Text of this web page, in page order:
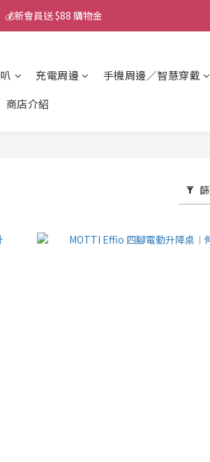
💰新會員送 $88 購物金
💰新會員送 $88 購物金
💰新會員送 $88 購物金
充電周邊
手機周邊／智慧穿戴
商店介紹